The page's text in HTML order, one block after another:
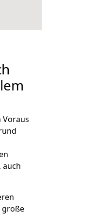
Voraus
auch
große